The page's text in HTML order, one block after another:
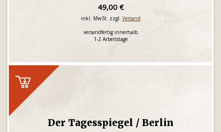
49,00 €
inkl. MwSt. zzgl. Versand
versandfertig innerhalb
1-2 Arbeitstage
Der Tagesspiegel / Berlin